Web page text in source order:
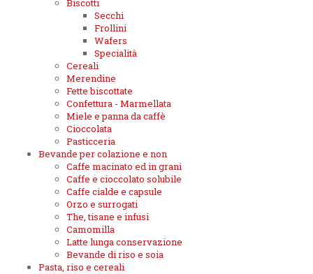
Biscotti
Secchi
Frollini
Wafers
Specialità
Cereali
Merendine
Fette biscottate
Confettura - Marmellata
Miele e panna da caffè
Cioccolata
Pasticceria
Bevande per colazione e non
Caffe macinato ed in grani
Caffe e cioccolato solubile
Caffe cialde e capsule
Orzo e surrogati
The, tisane e infusi
Camomilla
Latte lunga conservazione
Bevande di riso e soia
Pasta, riso e cereali